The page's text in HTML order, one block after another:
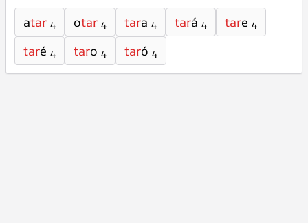
atar 4 otar 4 tara 4 tará 4 tare 4
taré 4 taro 4 taró 4